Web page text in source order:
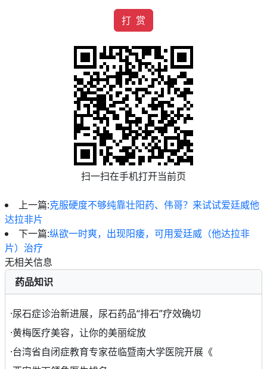
打 赏
扫一扫在手机打开当前页
上一篇:克服硬度不够纯靠壮阳药、伟哥？来试试爱廷威他
达拉非片
下一篇:纵欲一时爽，出现阳痿，可用爱廷威（他达拉非
片）治疗
无相关信息
药品知识
·尿石症诊治新进展，尿石药品“排石”疗效确切
·黄梅医疗美容，让你的美丽绽放
·台湾省自闭症教育专家莅临暨南大学医院开展《